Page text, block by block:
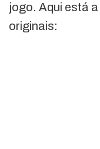
jogo. Aqui está
originais: